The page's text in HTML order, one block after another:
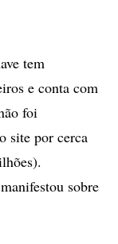
tem
e conta com
foi
site por cerca
sobre